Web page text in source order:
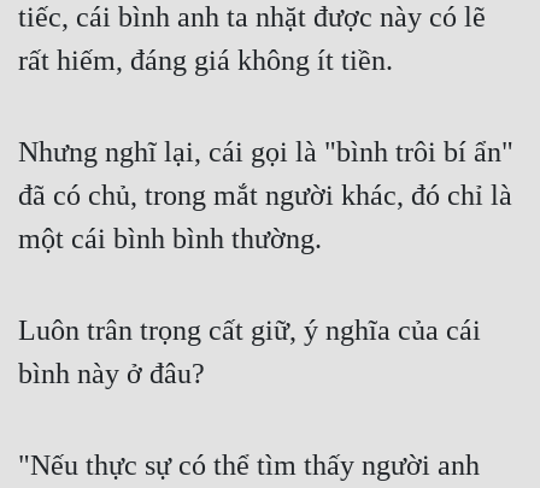
Xa Lộ Dịch
Cung Đấu
Cổ Tiên Hiệp
Cổ Đại
Dã Sử
tiếc, cái bình anh ta nhặt được này có lẽ
rất hiếm, đáng giá không ít tiền.
Nhưng nghĩ lại, cái gọi là "bình trôi bí ẩn"
đã có chủ, trong mắt người khác, đó chỉ là
một cái bình bình thường.
Luôn trân trọng cất giữ, ý nghĩa của cái
bình này ở đâu?
"Nếu thực sự có thể tìm thấy người anh